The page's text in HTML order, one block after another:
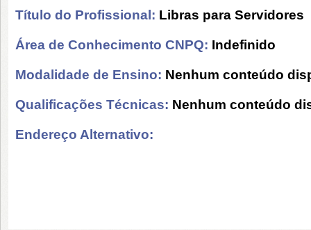
Título do Profissional: Libras para Servidores
Área de Conhecimento CNPQ: Indefinido
Modalidade de Ensino: Nenhum conteúdo
Qualificações Técnicas: Nenhum conteúdo
Endereço Alternativo: